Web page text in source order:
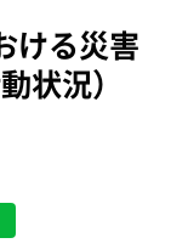
ける災害
状況）